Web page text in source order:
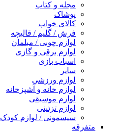
مجله و کتاب
پوشاک
کالای خواب
فرش / گلیم / قالیچه
لوازم چوبی / مبلمان
لوازم برقی و گازی
اسباب بازی
سایر
لوازم ورزشی
لوازم خانه و آشپزخانه
لوازم موسیقی
لوازم تزئینی
سیسمونی / لوازم کودک
متفرقه